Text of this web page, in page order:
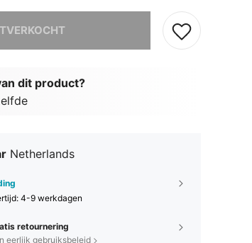
dit product?
Netherlands
4-9 werkdagen
retournering
eerlijk gebruiksbeleid